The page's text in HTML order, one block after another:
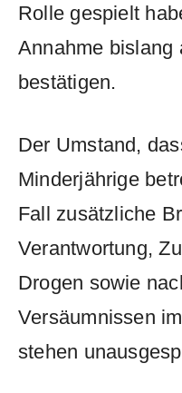
Rolle gespielt
Annahme bislang
bestätigen.
Der Umstand,
Minderjährige
Fall zusätzliche
Verantwortung,
Drogen sowie
Versäumnissen
stehen